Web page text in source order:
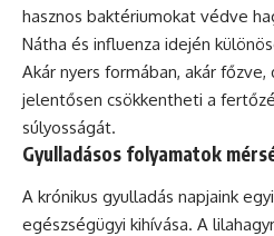
hasznos baktériumokat védve
Nátha és influenza idején
Akár nyers formában, akár
jelentősen csökkentheti a
súlyosságát.
Gyulladásos folyamatok
A krónikus gyulladás napjaink
egészségügyi kihívása. A